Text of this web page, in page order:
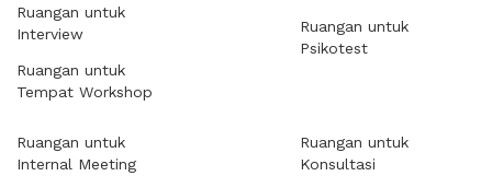
Ruangan untuk
Interview
Ruangan untuk
Tempat Workshop
Ruangan untuk
Psikotest
Ruangan untuk
Internal Meeting
Ruangan untuk
Konsultasi